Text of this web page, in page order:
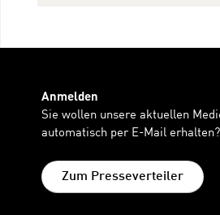
Anmelden
Sie wollen unsere aktuellen
automatisch per E-Mail erhalten?
Zum Presseverteiler